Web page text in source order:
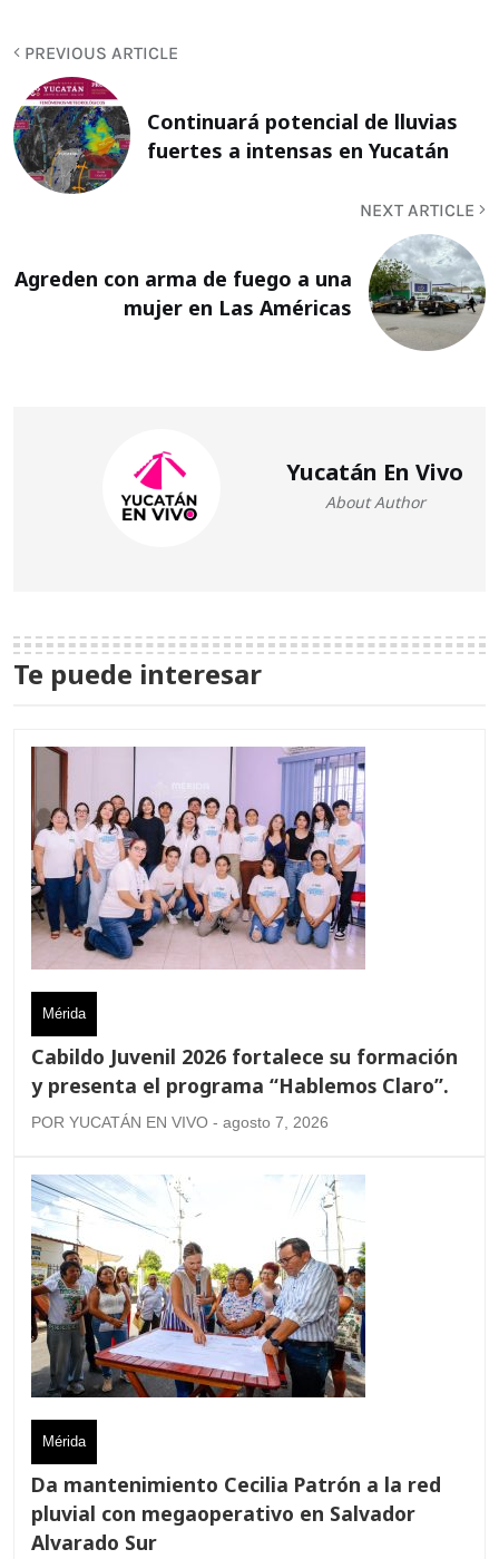
PREVIOUS ARTICLE
Continuará potencial de lluvias
fuertes a intensas en Yucatán
NEXT ARTICLE
Agreden con arma de fuego a una
mujer en Las Américas
Yucatán En Vivo
About Author
Te puede interesar
Mérida
Cabildo Juvenil 2026 fortalece su formación
y presenta el programa “Hablemos Claro”.
POR YUCATÁN EN VIVO - agosto 7, 2026
Mérida
Da mantenimiento Cecilia Patrón a la red
pluvial con megaoperativo en Salvador
Alvarado Sur